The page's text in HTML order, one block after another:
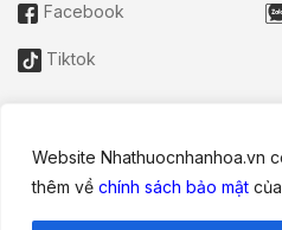
Website Nhathuocnhanhoa.vn
thêm về chính sách bảo mật
Facebook
Tiktok
Thông tin trên website này chỉ